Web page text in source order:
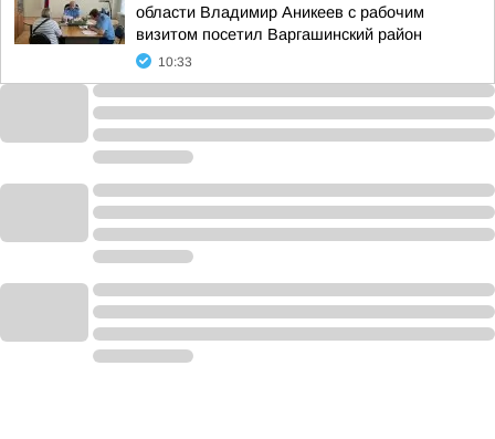
области Владимир Аникеев с рабочим
визитом посетил Варгашинский район
10:33